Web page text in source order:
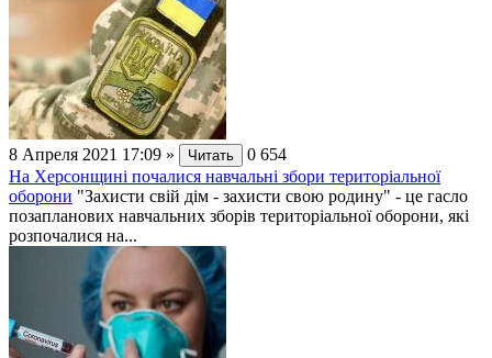
8 Апреля 2021 17:09 » Читать 0 654
На Херсонщині почалися навчальні збори територіальної
оборони "Захисти свій дім - захисти свою родину" - це гасло
позапланових навчальних зборів територіальної оборони, які
розпочалися на...